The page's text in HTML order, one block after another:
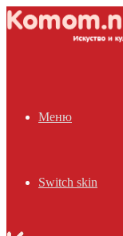
Меню
Switch skin